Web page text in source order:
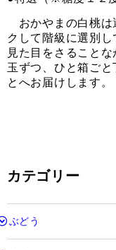
おかやまの白桃は
クして階級に選別
見た目をさること
玉ずつ、ひと箱ご
とへお届けします。
カテゴリー
ぶどう